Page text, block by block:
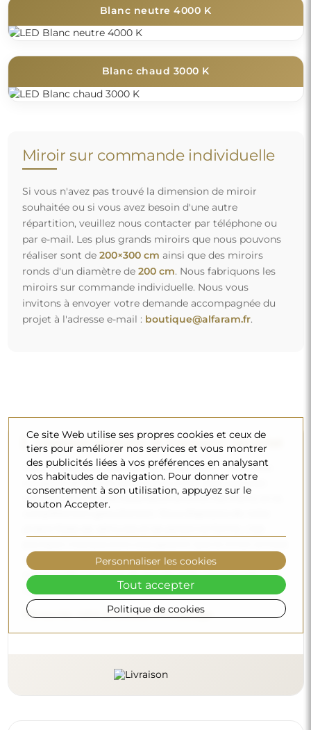
Blanc neutre 4000 K
Blanc chaud 3000 K
Miroir sur commande individuelle
Si vous n'avez pas trouvé la dimension de miroir
souhaitée ou si vous avez besoin d'une autre
répartition, veuillez nous contacter par téléphone ou
par e-mail. Les plus grands miroirs que nous pouvons
réaliser sont de 200×300 cm ainsi que des miroirs
ronds d'un diamètre de 200 cm. Nous fabriquons les
miroirs sur commande individuelle. Nous vous
invitons à envoyer votre demande accompagnée du
projet à l'adresse e-mail : boutique@alfaram.fr.
Livraison gratuite et transport sécurisé
Vous n’avez pas à vous soucier du transport – nous nous
occupons de faire en sorte que le miroir que vous avez
commandé arrive en toute sécurité entre vos mains, et ce,
complètement gratuitement. Nous disposons de notre
en parfait état, sans frais supplémentaires. Même si vous
commandez un miroir de grande taille, vous pouvez
compter sur une livraison rapide.
Découvrez notre processus d’emballage.
Ce site Web utilise ses propres cookies et ceux de
tiers pour améliorer nos services et vous montrer
des publicités liées à vos préférences en analysant
vos habitudes de navigation. Pour donner votre
consentement à son utilisation, appuyez sur le
bouton Accepter.
Politique de cookies
Personnaliser les cookies
Tout accepter